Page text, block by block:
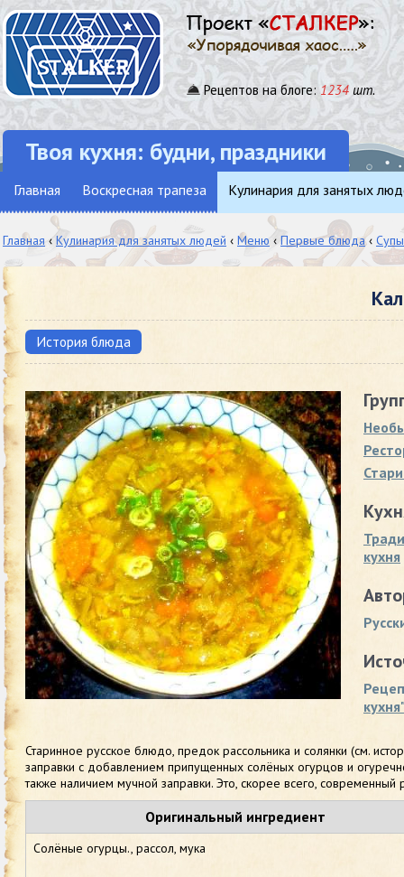
Рецептов на блоге:1234 шт.
Твоя кухня: будни, праздники
Главная Воскресная трапеза Кулинария для занятых
Главная ‹ Кулинария для занятых людей ‹ Меню ‹ Первые блюда‹
История блюда
кухня
Старинное русское блюдо, предок рассольника и солянки (см.
заправки с добавлением припущенных солёных огурцов и
также наличием мучной заправки. Это, скорее всего,
Оригинальный ингредиент
Солёные огурцы., рассол, мука